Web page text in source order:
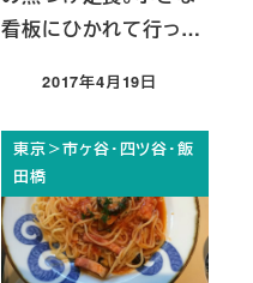
看板にひかれて行っ…
投稿日
2017年4月19日
東京＞市ヶ谷・四ツ谷・飯
田橋